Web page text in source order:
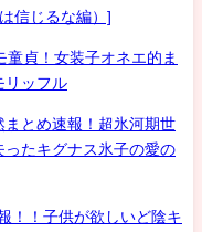
信じるな編）]
貞！女装子オネエ的ま
リッフル
とめ速報！超氷河期世
たキグナス氷子の愛の
！！子供が欲しいど陰キ